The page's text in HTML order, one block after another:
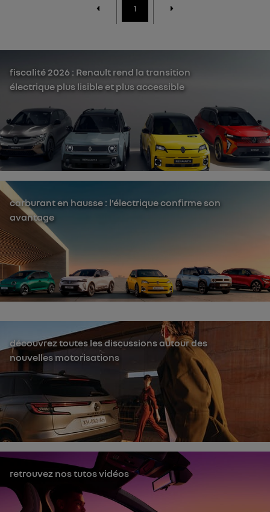
1
fiscalité 2026 : Renault rend la transition
électrique plus lisible et plus accessible
carburant en hausse : l’électrique confirme son
avantage
découvrez toutes les discussions autour des
nouvelles motorisations
retrouvez nos tutos vidéos